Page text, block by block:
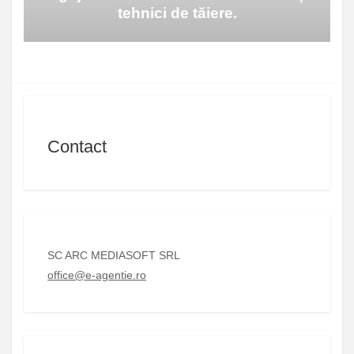
tehnici de tăiere.
Contact
SC ARC MEDIASOFT SRL
office@e-agentie.ro